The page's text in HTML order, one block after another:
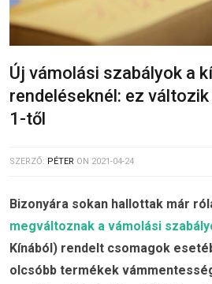
Új vámolási szabályok a
rendeléseknél: ez
1-től
SZERZŐ: PÉTER ON 2021-04-24
Bizonyára sokan hallottak már
megváltoznak a vámolási
Kínából) rendelt csomagok
olcsóbb termékek